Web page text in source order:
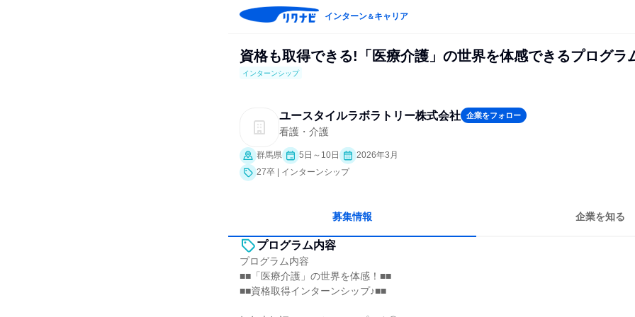
インターン＆キャリア
資格も取得できる!「医療介護」の世界を体感できるプログラ
インターンシップ
ユースタイルラボラトリー株式会社 企業をフォロー
看護・介護
群馬県 5日～10日
2026年3月
27卒 | インターンシップ
募集情報 企業を知る
プログラム内容
プログラム内容
■■「医療介護」の世界を体感！■■
■■資格取得インターンシップ♪■■